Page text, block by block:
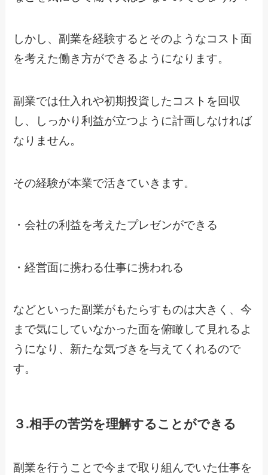
しかし、副業を経験するとそのようなコスト面
を考えた働き方ができるようになります。
副業では仕入れや初期投資したコストを回収
し、しっかり利益が立つように計画しなければ
なりません。
その経験が本業で活きていきます。
・会社の利益を考えたプレゼンができる
・経営面に携わる仕事に携われる
などといった副業がもたらすものは大きく、今
まで気にしていなかった面を俯瞰して見れるよ
うになり、新たな気づきを与えてくれるので
す。
３.相手の苦労を理解することができる
副業を行うことで今まで取り組んでいた仕事を